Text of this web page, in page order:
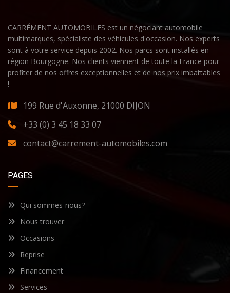
CARRÉMENT AUTOMOBILES est un négociant automobile
multimarques, spécialiste des véhicules d'occasion. Nos experts
sont à votre service depuis 2002. Nos parcs sont installés en
région Bourgogne. Nos clients viennent de toute la France pour
profiter de nos offres exceptionnelles et de nos prix imbattables
!
199 Rue d'Auxonne, 21000 DIJON
+33 (0) 3 45 18 33 07
contact@carrement-automobiles.com
PAGES
Qui sommes-nous?
Nous trouver
Occasions
Reprise
Financement
Services